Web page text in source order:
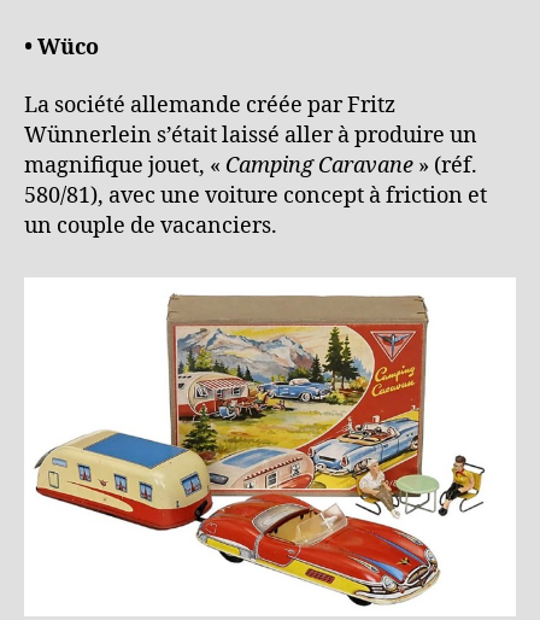
• Wüco
La société allemande créée par Fritz
Wünnerlein s’était laissé aller à produire un
magnifique jouet, « Camping Caravane » (réf.
580/81), avec une voiture concept à friction et
un couple de vacanciers.